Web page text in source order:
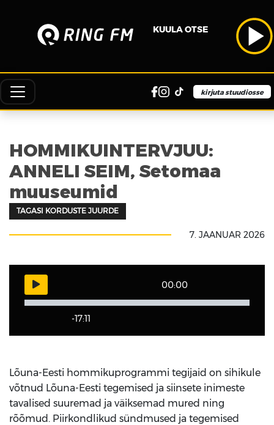
KUULA OTSE
kirjuta stuudiosse
HOMMIKUINTERVJUU:
ANNELI SEIM, Setomaa
muuseumid
TAGASI KORDUSTE JUURDE
7. JAANUAR 2026
00:00
-17:11
Lõuna-Eesti hommikuprogrammi tegijaid on sihikule
võtnud Lõuna-Eesti tegemised ja siinsete inimeste
tavalised suuremad ja väiksemad mured ning
rõõmud. Piirkondlikud sündmused ja tegemised